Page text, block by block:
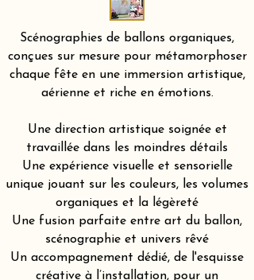
Scénographies de ballons organiques,
conçues sur mesure pour métamorphoser
chaque fête en une immersion artistique,
aérienne et riche en émotions.
Une direction artistique soignée et
travaillée dans les moindres détails
Une expérience visuelle et sensorielle
unique jouant sur les couleurs, les volumes
organiques et la légèreté
Une fusion parfaite entre art du ballon,
scénographie et univers rêvé
Un accompagnement dédié, de l'esquisse
créative à l’installation, pour un